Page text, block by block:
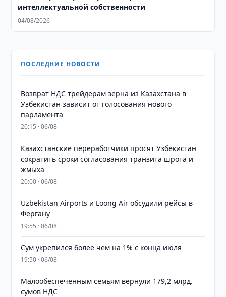
интеллектуальной собственности
04/08/2026
ПОСЛЕДНИЕ НОВОСТИ
Возврат НДС трейдерам зерна из Казахстана в
Узбекистан зависит от голосования нового
парламента
20:15 · 06/08
Казахстанские переработчики просят Узбекистан
сократить сроки согласования транзита шрота и
жмыха
20:00 · 06/08
Uzbekistan Airports и Loong Air обсудили рейсы в
Фергану
19:55 · 06/08
Сум укрепился более чем на 1% с конца июля
19:50 · 06/08
Малообеспеченным семьям вернули 179,2 млрд.
сумов НДС